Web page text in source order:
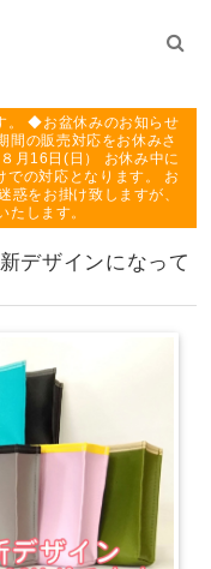
。 ◆お盆休みのお知らせ
の販売対応をお休みさ
月16日(日） お休み中に
での対応となります。 お
惑をお掛け致しますが、
たします。
デザインになって